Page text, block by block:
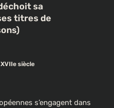
sa
titres de
siècle
s’engagent dans